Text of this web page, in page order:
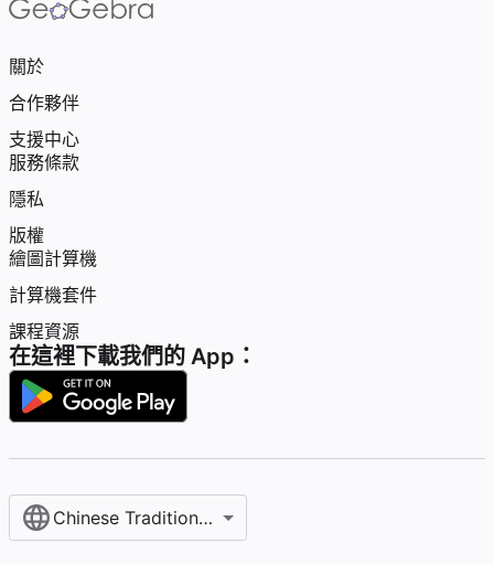
關於
合作夥伴
支援中心
服務條款
隱私
版權
繪圖計算機
計算機套件
課程資源
在這裡下載我們的 App：
Chinese Traditional / 繁體中文